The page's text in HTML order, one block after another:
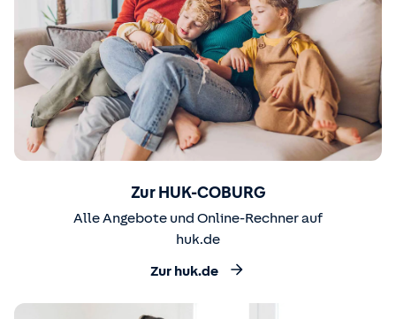
Zur HUK-COBURG
Alle Angebote und Online-Rechner auf
huk.de
Zur huk.de